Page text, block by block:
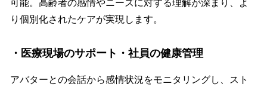
可能。高齢者の感情やニーズに対する理解が深まり、よ
り個別化されたケアが実現します。
・医療現場のサポート・社員の健康管理
アバターとの会話から感情状況をモニタリングし、スト